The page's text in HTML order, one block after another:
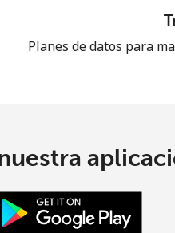
Planes de datos para